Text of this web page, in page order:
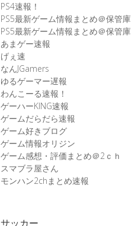
PS4速報！
PS5最新ゲーム情報まとめ＠保管庫
PS5最新ゲーム情報まとめ＠保管庫
あまゲー速報
げぇ速
なんJGamers
ゆるゲーマー遅報
わんこーる速報！
ゲーハーKING速報
ゲームだらだら速報
ゲーム好きブログ
ゲーム情報オリジン
ゲーム感想・評価まとめ＠2ｃｈ
スマブラ屋さん
モンハン2chまとめ速報
サッカー